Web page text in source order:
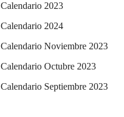
Calendario 2023
Calendario 2024
Calendario Noviembre 2023
Calendario Octubre 2023
Calendario Septiembre 2023